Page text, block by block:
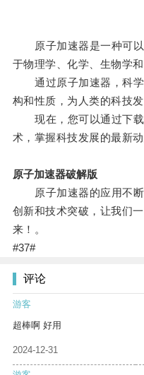
原子加速器是一种可以
于物理学、化学、生物学和
通过原子加速器，科学
构和性质，为人类的科技
现在，您可以通过下载
术，掌握科技发展的最新动
原子加速器破解版
原子加速器的应用不断
创新和技术突破，让我们
来！。
#37#
评论
游客
超棒啊 好用
2024-12-31